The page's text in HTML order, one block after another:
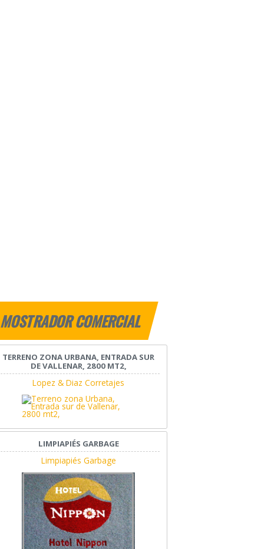
MOSTRADOR COMERCIAL
TERRENO ZONA URBANA, ENTRADA SUR
DE VALLENAR, 2800 MT2,
Lopez & Diaz Corretajes
LIMPIAPIÉS GARBAGE
Limpiapiés Garbage